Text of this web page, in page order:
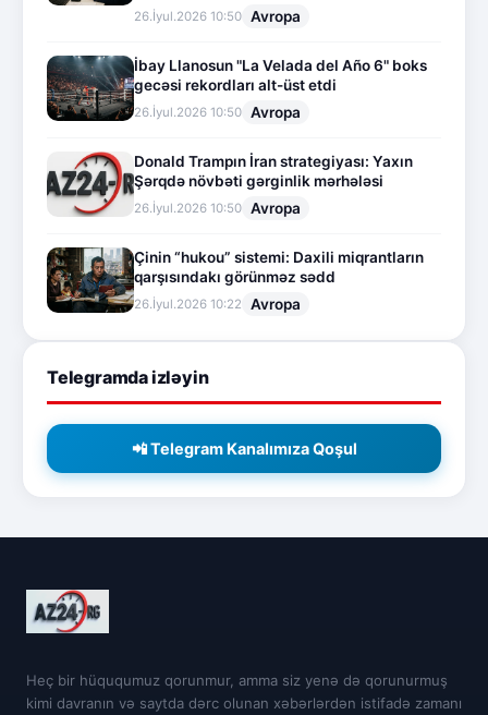
26.İyul.2026 10:50 Avropa
İbay Llanosun "La Velada del Año 6" boks
gecəsi rekordları alt-üst etdi
26.İyul.2026 10:50 Avropa
Donald Trampın İran strategiyası: Yaxın
Şərqdə növbəti gərginlik mərhələsi
26.İyul.2026 10:50 Avropa
Çinin “hukou” sistemi: Daxili miqrantların
qarşısındakı görünməz sədd
26.İyul.2026 10:22 Avropa
Telegramda izləyin
📲 Telegram Kanalımıza Qoşul
Heç bir hüququmuz qorunmur, amma siz yenə də qorunurmuş
kimi davranın və saytda dərc olunan xəbərlərdən istifadə zamanı